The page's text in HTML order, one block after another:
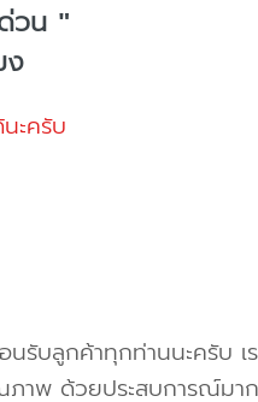
วน "
ง
ะครับ
รับลูกค้าทุกท่านนะครับ เร
พ ด้วยประสบการณ์มาก